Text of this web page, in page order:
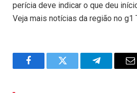
perícia deve indicar o que deu
Veja mais notícias da região no g1
FacebookTwitter Telegram